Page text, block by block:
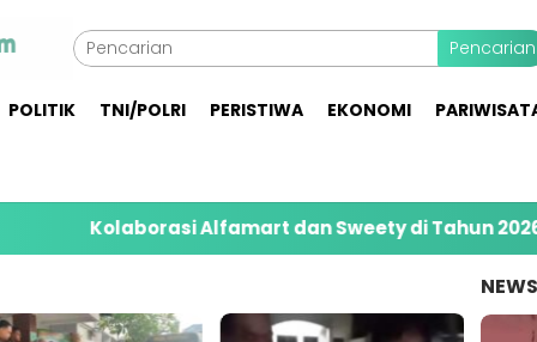
Pencarian
POLITIK TNI/POLRI PERISTIWA EKONOMI
Kolaborasi Alfamart dan Sweety di Tahun 2026
NEWS